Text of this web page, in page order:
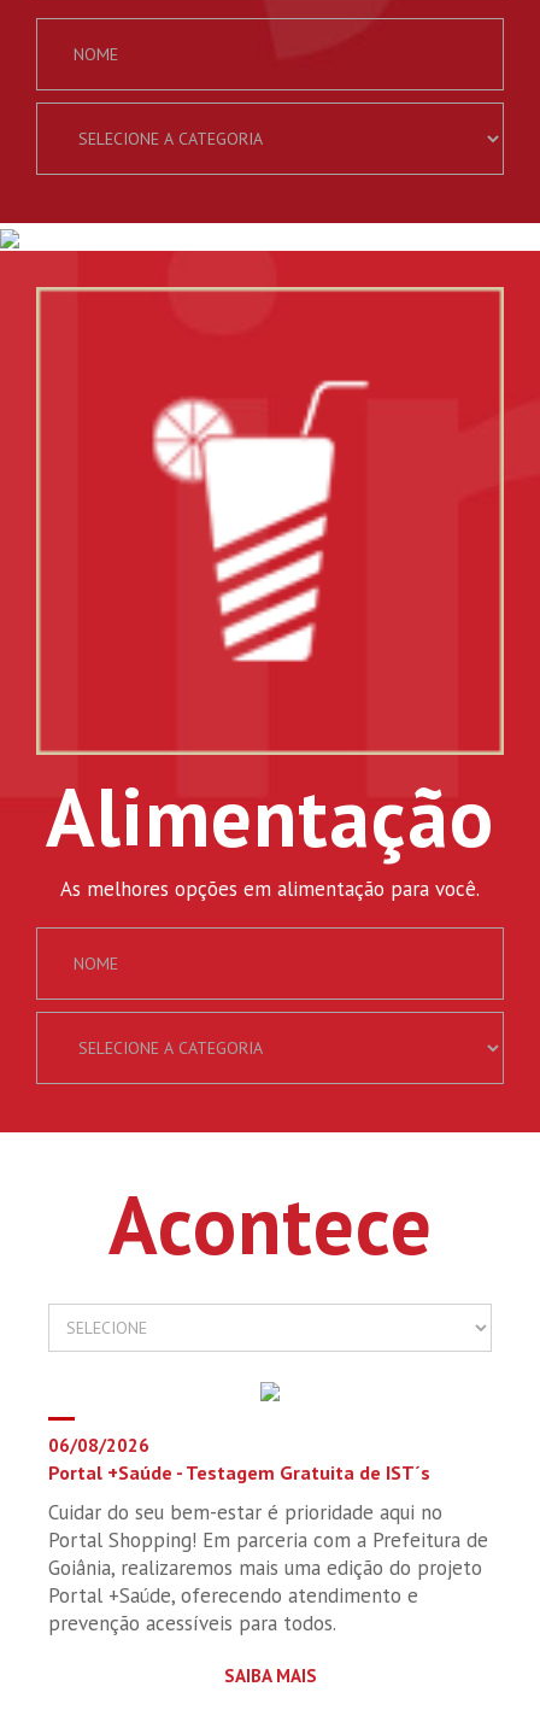
Alimentação
As melhores opções em alimentação para você.
Acontece
06/08/2026
Portal +Saúde - Testagem Gratuita de IST´s
Cuidar do seu bem-estar é prioridade aqui no
Portal Shopping! Em parceria com a Prefeitura de
Goiânia, realizaremos mais uma edição do projeto
Portal +Saúde, oferecendo atendimento e
prevenção acessíveis para todos.
SAIBA MAIS